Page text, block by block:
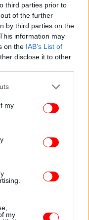
third parties prior to
of the further
by third parties on the
information may
on the IAB’s List of
disclose it to other
one or more Google
You may click to
third-party tags to
in below Google
my
my